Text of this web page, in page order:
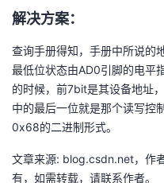
者
我
的
博
客
我
的
论
我
的
我
发
者
学
堂
我
Programs
的
支
持
我
的
我
解决方案：
查询手册得知，手册中所说的
最低位状态由AD0引脚的电平
的时候，前7bit是其设备地址
中的最后一位就是那个读写控
0x68的二进制形式。
文章来源: blog.csdn.net，作
有，如需转载，请联系作者。